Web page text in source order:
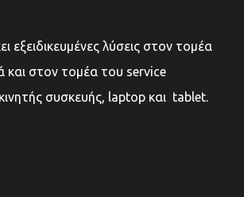
εξειδικευμένες λύσεις στον τομέα
και στον τομέα του service
συσκευής, laptop και tablet.